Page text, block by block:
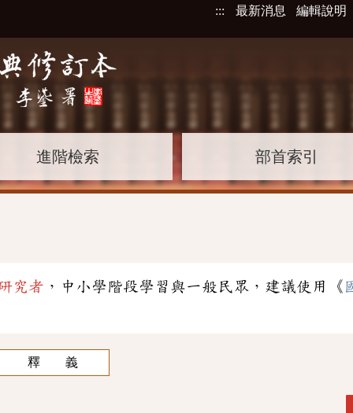
::: 最新消息 編輯說明
進階檢索 部首索引
究者 ，中小學階段學習與一般民眾，建議使用《
釋 義